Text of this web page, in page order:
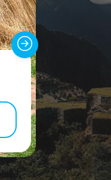
Wanted